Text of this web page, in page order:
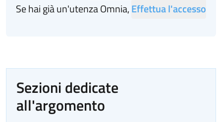
Se hai già un'utenza Omnia,Effettua l'accesso
Sezioni dedicate
all'argomento